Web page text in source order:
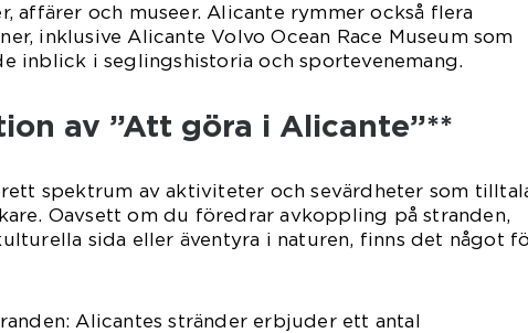
affärer och museer. Alicante rymmer också flera
inklusive Alicante Volvo Ocean Race Museum som
inblick i seglingshistoria och sportevenemang.
av ”Att göra i Alicante”**
spektrum av aktiviteter och sevärdheter som
Oavsett om du föredrar avkoppling på stranden,
sida eller äventyra i naturen, finns det något
Alicantes stränder erbjuder ett antal